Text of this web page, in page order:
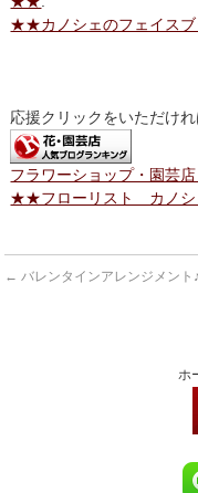
★★カノシェのフェイス
応援クリックをいただけ
フラワーショップ・園芸
★★フローリスト カノシ
← バレンタインアレンジメン
ホ